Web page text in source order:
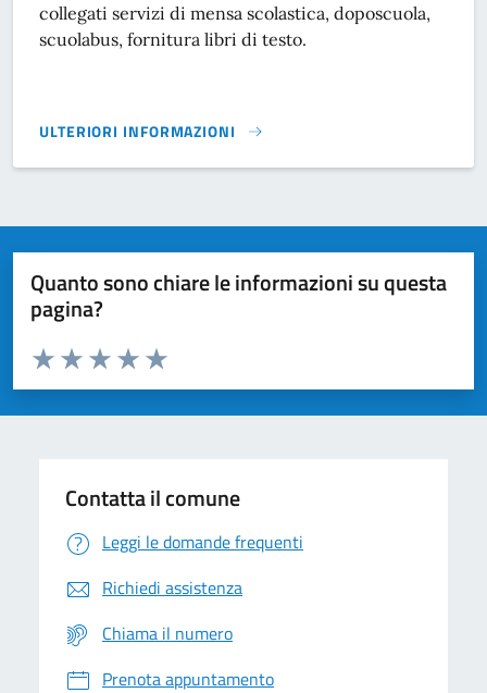
collegati servizi di mensa scolastica, doposcuola,
scuolabus, fornitura libri di testo.
ULTERIORI INFORMAZIONI
ISTRUZIONE}
Quanto sono chiare le informazioni su questa
pagina?
Domanda
Valuta da 1 a 5 stelle la pagina
Valuta 5 stelle su 5
Valuta 4 stelle su 5
Valuta 3 stelle su 5
Valuta 2 stelle su 5
Valuta 1 stelle su 5
Contatta il comune
Leggi le domande frequenti
Richiedi assistenza
Chiama il numero
Prenota appuntamento